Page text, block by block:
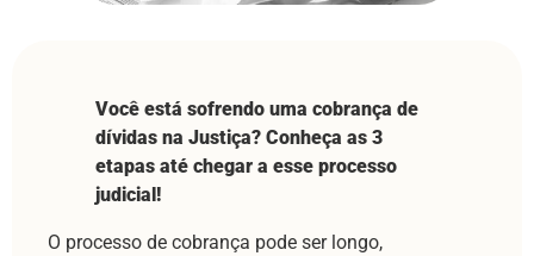
Você está sofrendo uma cobrança de
dívidas na Justiça? Conheça as 3
etapas até chegar a esse processo
judicial!
O processo de cobrança pode ser longo,